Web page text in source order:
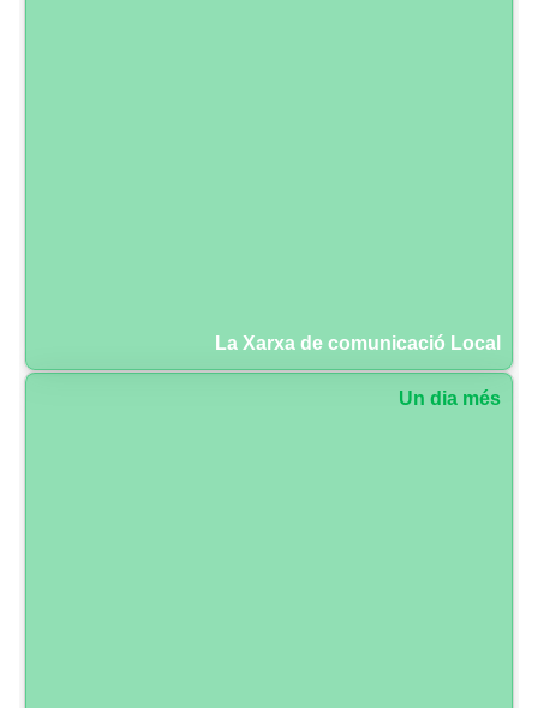
La Xarxa de comunicació Local
Un dia més